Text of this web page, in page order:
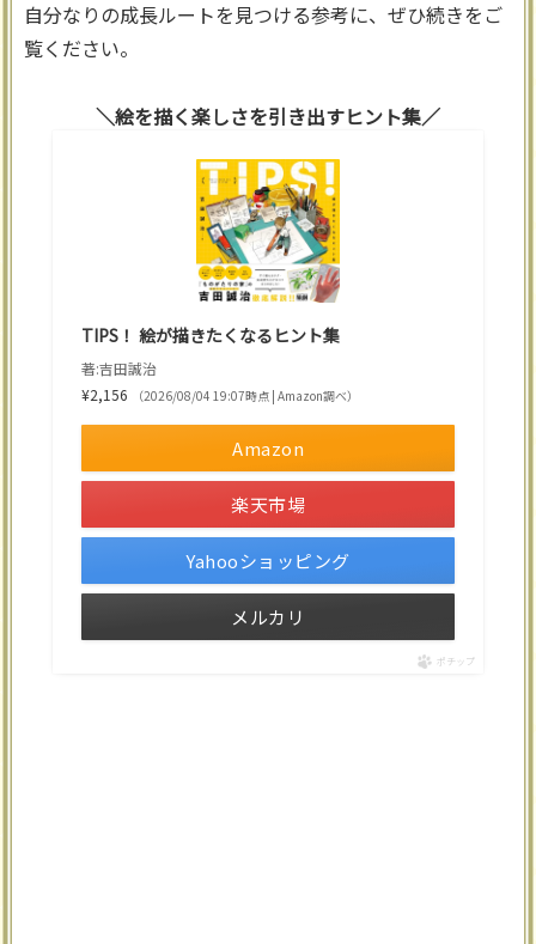
自分なりの成長ルートを見つける参考に、ぜひ続きをご
覧ください。
絵を描く楽しさを引き出すヒント集
TIPS！ 絵が描きたくなるヒント集
著:吉田誠治
¥2,156
（2026/08/04 19:07時点 | Amazon調べ）
Amazon
楽天市場
Yahooショッピング
メルカリ
ポチップ